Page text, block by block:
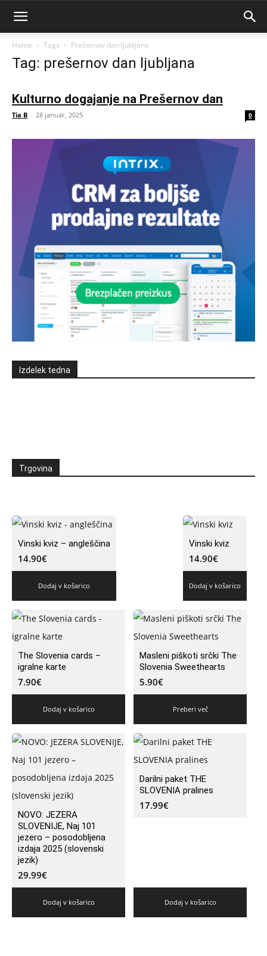
Home Tags Prešernov dan ljubljana
Tag: prešernov dan ljubljana
Kulturno dogajanje na Prešernov dan
Tia B - 28 januar, 2025 0
Izdelek tedna
Trgovina
Vinski kviz – angleščina
14.90€
Dodaj v košarico
Vinski kviz
14.90€
Dodaj v košarico
The Slovenia cards –
igralne karte
7.90€
Dodaj v košarico
Masleni piškoti srčki The
Slovenia Sweethearts
5.90€
Preberi več
NOVO: JEZERA
SLOVENIJE, Naj 101
jezero – posodobljena
izdaja 2025 (slovenski
jezik)
29.99€
Dodaj v košarico
Darilni paket THE
SLOVENIA pralines
17.99€
Dodaj v košarico